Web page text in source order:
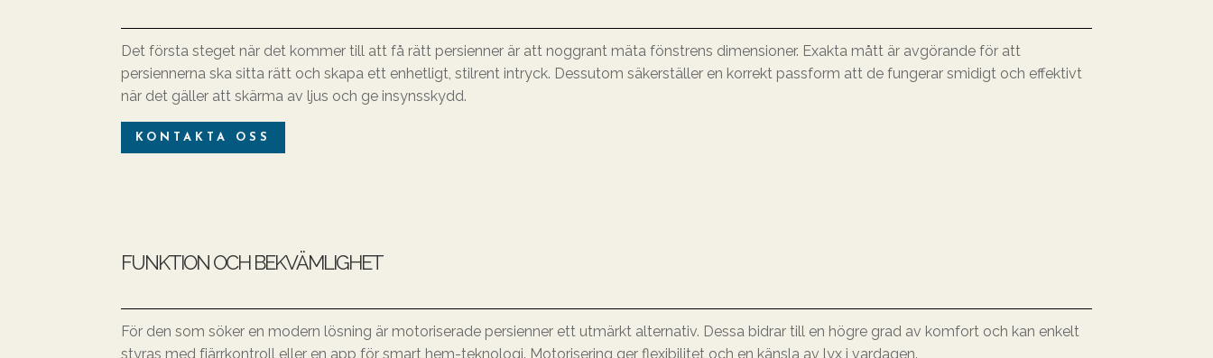
Det första steget när det kommer till att få rätt persienner är att noggrant mäta fönstrens dimensioner. Exakta mått är avgörande för att
persiennerna ska sitta rätt och skapa ett enhetligt, stilrent intryck. Dessutom säkerställer en korrekt passform att de fungerar smidigt och effektivt
när det gäller att skärma av ljus och ge insynsskydd.
KONTAKTA OSS
FUNKTION OCH BEKVÄMLIGHET
För den som söker en modern lösning är motoriserade persienner ett utmärkt alternativ. Dessa bidrar till en högre grad av komfort och kan enkelt
styras med fjärrkontroll eller en app för smart hem-teknologi. Motorisering ger flexibilitet och en känsla av lyx i vardagen.